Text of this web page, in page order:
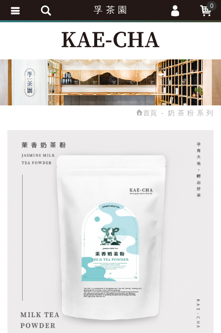
首頁 奶 茶 粉 系 列
孚 茶 園 0
會員註冊
忘記密碼
訂單查詢
追蹤清單